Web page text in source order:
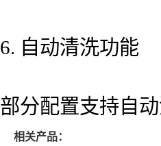
6. 自动清洗功能
部分配置支持自
相关产品：